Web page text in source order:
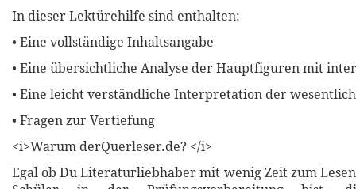
In dieser Lektürehilfe sind enthalten:
• Eine vollständige Inhaltsangabe
• Eine übersichtliche Analyse der Hauptfiguren mit
• Eine leicht verständliche Interpretation der
• Fragen zur Vertiefung
<i>Warum derQuerleser.de? </i>
Egal ob Du Literaturliebhaber mit wenig Zeit zum